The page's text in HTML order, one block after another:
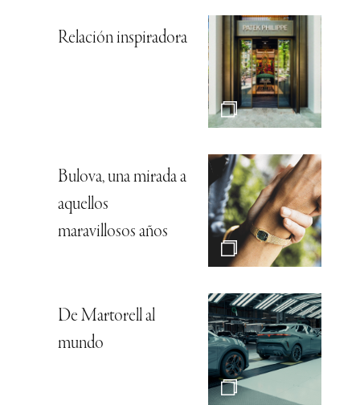
Relación inspiradora
Bulova, una mirada a
aquellos
maravillosos años
De Martorell al
mundo